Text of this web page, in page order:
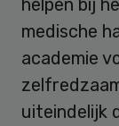
medische
academie
uiteindelijk